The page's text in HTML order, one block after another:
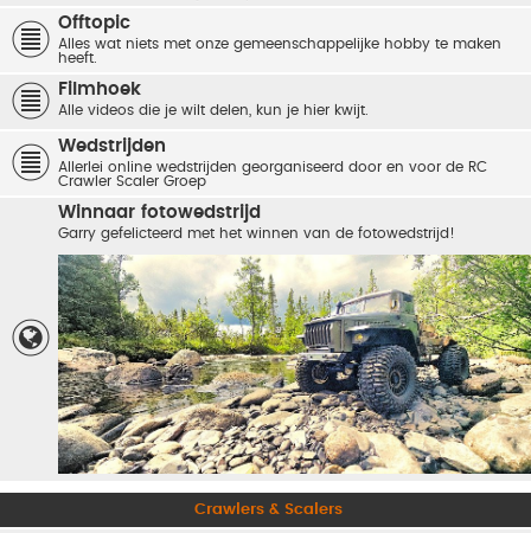
Offtopic
Alles wat niets met onze gemeenschappelijke hobby te maken
heeft.
Filmhoek
Alle videos die je wilt delen, kun je hier kwijt.
Wedstrijden
Allerlei online wedstrijden georganiseerd door en voor de RC
Crawler Scaler Groep
Winnaar fotowedstrijd
Garry gefelicteerd met het winnen van de fotowedstrijd!
Crawlers & Scalers